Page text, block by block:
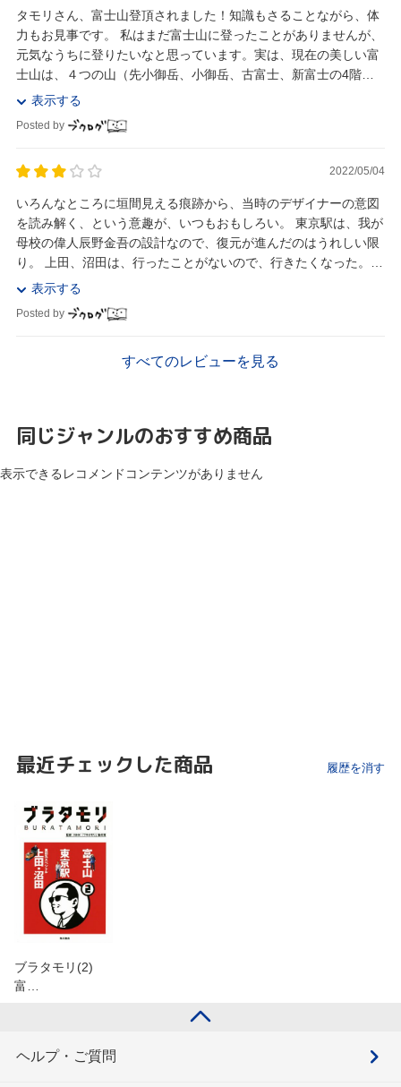
タモリさん、富士山登頂されました！知識もさることながら、体
力もお見事です。 私はまだ富士山に登ったことがありませんが、
元気なうちに登りたいなと思っています。実は、現在の美しい富
士山は、４つの山（先小御岳、小御岳、古富士、新富士の4階建
て）によって出来上がっているということです。何...
表示する
Posted by
2022/05/04
いろんなところに垣間見える痕跡から、当時のデザイナーの意図
を読み解く、という意趣が、いつもおもしろい。 東京駅は、我が
母校の偉人辰野金吾の設計なので、復元が進んだのはうれしい限
り。 上田、沼田は、行ったことがないので、行きたくなった。
（真田丸が6シーズンも前とは思わなんだ。。...
表示する
Posted by
すべてのレビューを見る
同じジャンルのおすすめ商品
表示できるレコメンドコンテンツがありません
最近チェックした商品 履歴を消す
ブラタモリ(2)
富…
ヘルプ・ご質問